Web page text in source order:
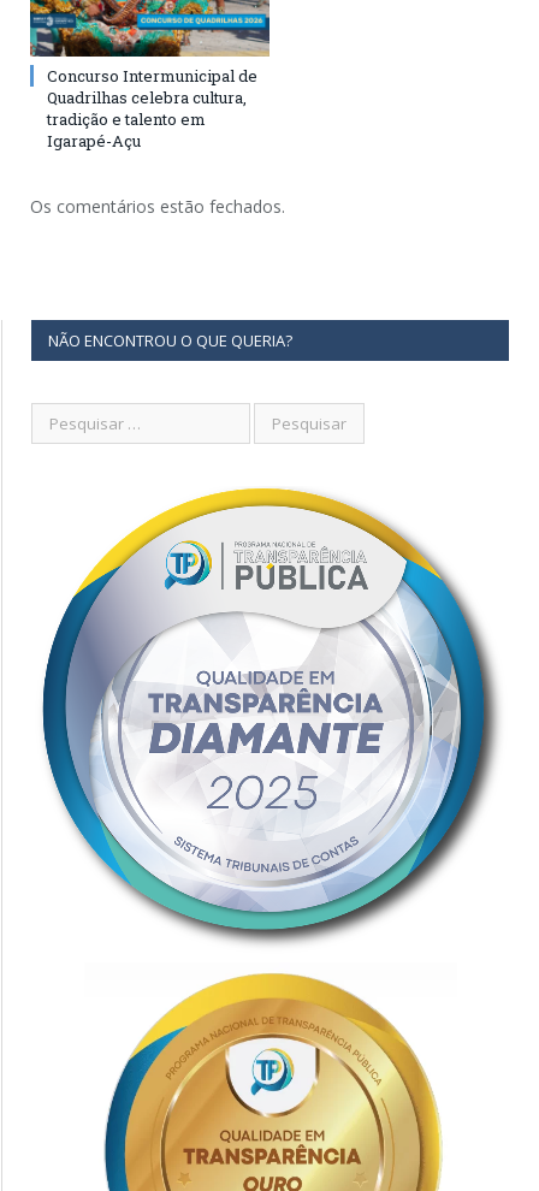
Concurso Intermunicipal de
Quadrilhas celebra cultura,
tradição e talento em
Igarapé-Açu
Os comentários estão fechados.
NÃO ENCONTROU O QUE QUERIA?